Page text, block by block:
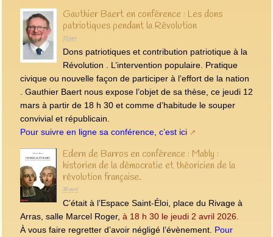
Gauthier Baert en conférence : Les dons
patriotiques pendant la Révolution
15 juin
Dons patriotiques et contribution patriotique à la
Révolution . L’intervention populaire. Pratique
civique ou nouvelle façon de participer à l’effort de la nation
. Gauthier Baert nous expose l’objet de sa thèse, ce jeudi 12
mars à partir de 18 h 30 et comme d’habitude le souper
convivial et républicain.
Pour suivre en ligne sa conférence, c’est ici
Edern de Barros en conférence : Mably :
historien de la démocratie et théoricien de la
révolution française.
30 avril
C’était à l’Espace Saint-Éloi, place du Rivage à
Arras, salle Marcel Roger, à 18 h 30 le jeudi 2 avril 2026.
À vous faire regretter d’avoir négligé l’évènement. Pour